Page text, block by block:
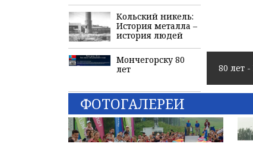
Кольский никель:
История металла –
история людей
Мончегорску 80
лет
80 лет
ФОТОГАЛЕРЕИ